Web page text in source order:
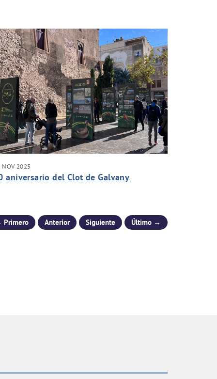
NOV 2025
aniversario del Clot de Galvany
Anterior Siguiente Último →